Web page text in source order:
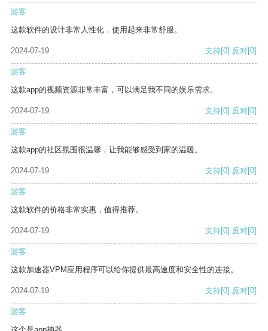
游客
这款软件的设计非常人性化，使用起来非常舒服。
2024-07-19 支持[0] 反对[0]
游客
这款app的视频资源非常丰富，可以满足我不同的娱乐需求。
2024-07-19 支持[0] 反对[0]
游客
这款app的社区氛围很温馨，让我能够感受到家的温暖。
2024-07-19 支持[0] 反对[0]
游客
这款软件的价格非常实惠，值得推荐。
2024-07-19 支持[0] 反对[0]
游客
这款加速器VPM应用程序可以给你提供最高速度和安全性的连接。
2024-07-19 支持[0] 反对[0]
游客